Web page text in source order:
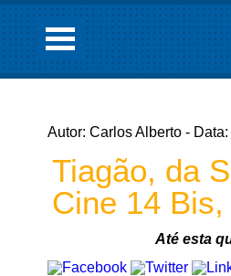
Autor: Carlos Alberto -
Tiagão, da
Cine 14
Até esta